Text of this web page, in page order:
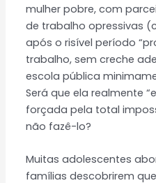
mulher pobre, com
de trabalho opressivas
após o risível período
trabalho, sem creche
escola pública
Será que ela realmente
forçada pela total
não fazê-lo?
Muitas adolescentes
famílias descobrirem